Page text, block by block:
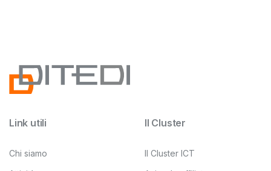
Link utili
Chi siamo
Il Cluster
Il Cluster ICT